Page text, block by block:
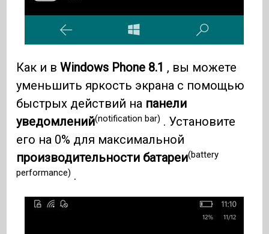
Как и вWindows Phone 8.1 , вы можете
уменьшить яркость экрана с помощью
быстрых действий на панели
уведомлений(notification bar) . Установите
его на 0% для максимальной
производительности батареи(battery
performance) .